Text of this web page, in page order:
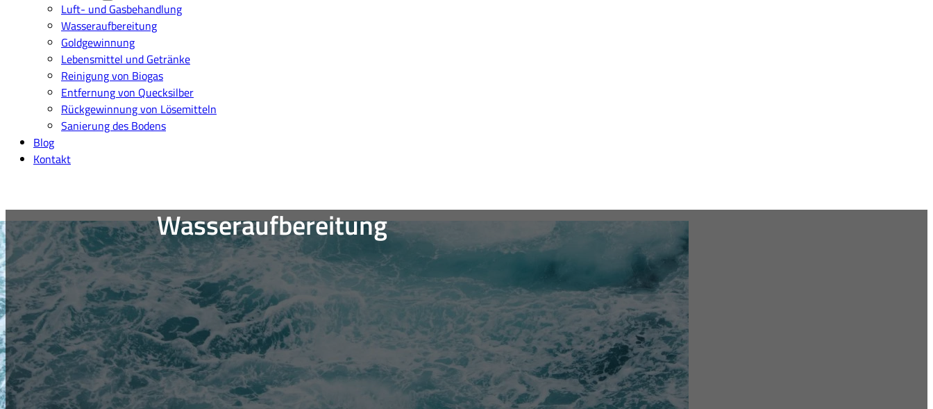
Luft- und Gasbehandlung
Wasseraufbereitung
Goldgewinnung
Lebensmittel und Getränke
Reinigung von Biogas
Entfernung von Quecksilber
Rückgewinnung von Lösemitteln
Sanierung des Bodens
Blog
Kontakt
Wasseraufbereitung